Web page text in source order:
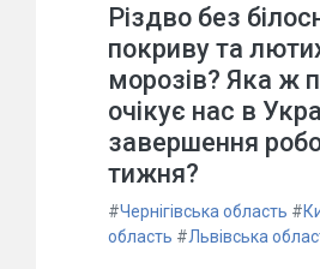
Різдво без
покриву та
морозів? Яка ж
очікує нас в
завершення
тижня?
#Чернігівська область #
область #Львівська